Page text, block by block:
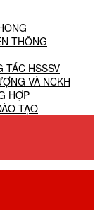
THÔNG
TÁC HSSSV
VÀ NCKH
HỢP
TẠO